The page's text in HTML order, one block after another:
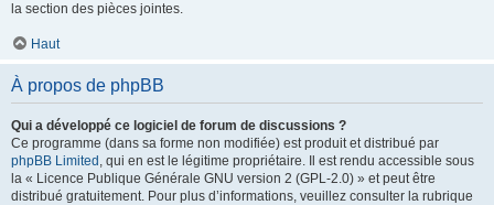
la section des pièces jointes.
Haut
À propos de phpBB
Qui a développé ce logiciel de forum de discussions ?
Ce programme (dans sa forme non modifiée) est produit et distribué par
phpBB Limited , qui en est le légitime propriétaire. Il est rendu accessible sous
la « Licence Publique Générale GNU version 2 (GPL-2.0) » et peut être
distribué gratuitement. Pour plus d’informations, veuillez consulter la rubrique